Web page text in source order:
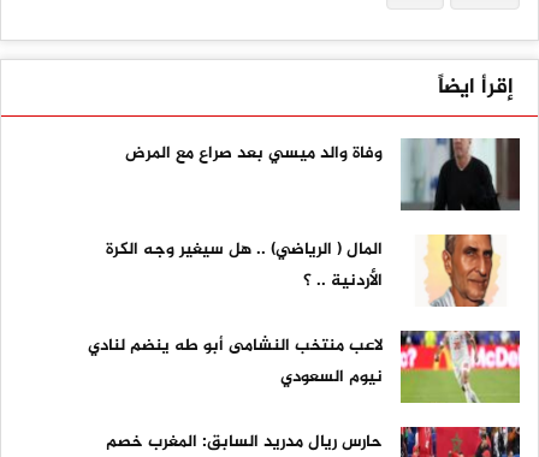
إقرأ ايضاً
وفاة والد ميسي بعد صراع مع المرض
المال ( الرياضي) .. هل سيغير وجه الكرة
الأردنية .. ؟
لاعب منتخب النشامى أبو طه ينضم لنادي
نيوم السعودي
حارس ريال مدريد السابق: المغرب خصم